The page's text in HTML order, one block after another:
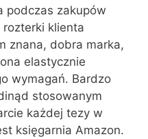
podczas zakupów
klienta
znana, dobra marka,
elastycznie
wymagań. Bardzo
stosowanym
każdej tezy w
księgarnia Amazon.